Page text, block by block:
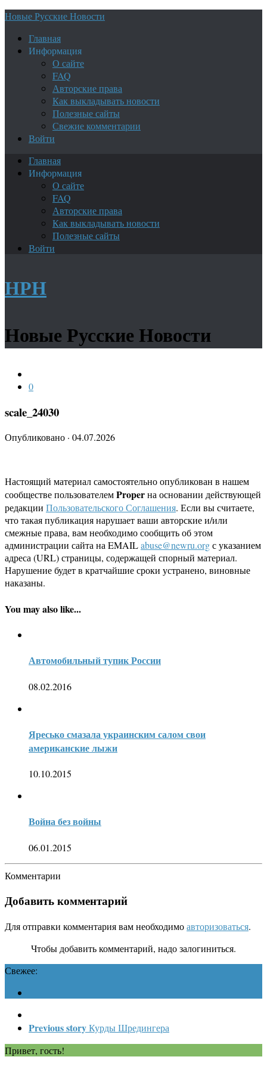
Новые Русские Новости
Главная
Информация
О сайте
FAQ
Авторские права
Как выкладывать новости
Полезные сайты
Свежие комментарии
Войти
Главная
Информация
О сайте
FAQ
Авторские права
Как выкладывать новости
Полезные сайты
Войти
НРН
Новые Русские Новости
0
scale_24030
Опубликовано · 04.07.2026
Настоящий материал самостоятельно опубликован в нашем
сообществе пользователемProperна основании действующей
редакции Пользовательского Соглашения. Если вы считаете,
что такая публикация нарушает ваши авторские и/или
смежные права, вам необходимо сообщить об этом
администрации сайта на EMAILabuse@newru.orgс указанием
адреса (URL) страницы, содержащей спорный материал.
Нарушение будет в кратчайшие сроки устранено, виновные
наказаны.
You may also like...
Автомобильный тупик России
08.02.2016
Яресько смазала украинским салом свои
американские лыжи
10.10.2015
Война без войны
06.01.2015
Комментарии
Добавить комментарий
Для отправки комментария вам необходимоавторизоваться.
Чтобы добавить комментарий, надо залогиниться.
Свежее:
Previous storyКурды Шредингера
Привет, гость!